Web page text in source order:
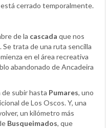
cerrado temporalmente.
de la cascada que nos
trata de una ruta sencilla
en el área recreativa
abandonado de Ancadeira
de subir hasta Pumares, uno
de Los Oscos. Y, una
un kilómetro más
Busqueimados, que